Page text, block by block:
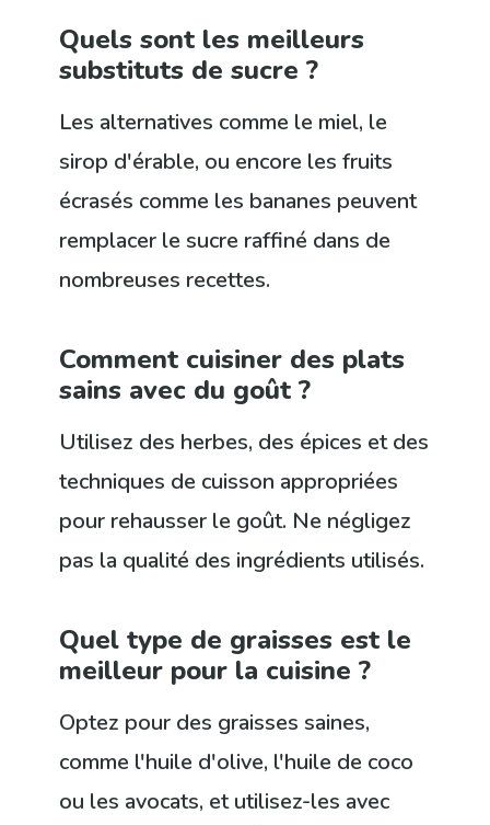
Quels sont les meilleurs
substituts de sucre ?
Les alternatives comme le miel, le
sirop d'érable, ou encore les fruits
écrasés comme les bananes peuvent
remplacer le sucre raffiné dans de
nombreuses recettes.
Comment cuisiner des plats
sains avec du goût ?
Utilisez des herbes, des épices et des
techniques de cuisson appropriées
pour rehausser le goût. Ne négligez
pas la qualité des ingrédients utilisés.
Quel type de graisses est le
meilleur pour la cuisine ?
Optez pour des graisses saines,
comme l'huile d'olive, l'huile de coco
ou les avocats, et utilisez-les avec